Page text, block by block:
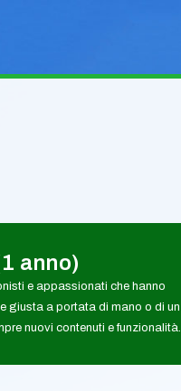
anno)
e appassionati che hanno
giusta a portata di mano o di un
nuovi contenuti e funzionalità.